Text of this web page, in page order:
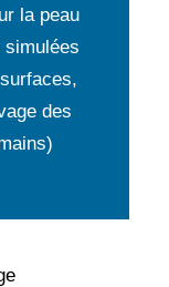
la peau
simulées
des